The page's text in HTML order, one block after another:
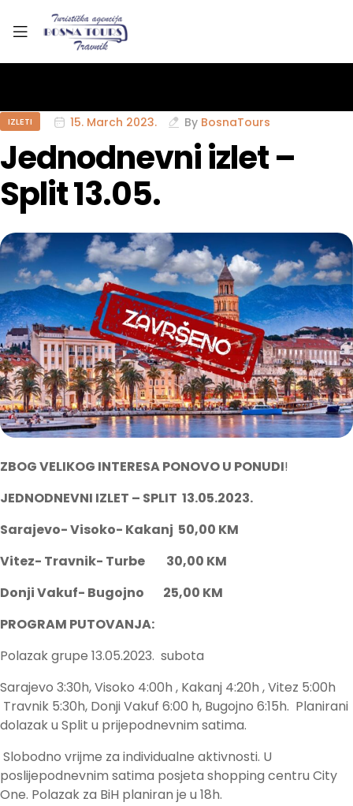
IZLETI 15. March 2023. By BosnaTours
Jednodnevni izlet –
Split 13.05.
ZBOG VELIKOG INTERESA PONOVO U PONUDI!
JEDNODNEVNI IZLET – SPLIT 13.05.2023.
Sarajevo- Visoko- Kakanj 50,00 KM
Vitez- Travnik- Turbe 30,00 KM
Donji Vakuf- Bugojno 25,00 KM
PROGRAM PUTOVANJA:
Polazak grupe 13.05.2023. subota
Sarajevo 3:30h, Visoko 4:00h , Kakanj 4:20h , Vitez 5:00h
Travnik 5:30h, Donji Vakuf 6:00 h, Bugojno 6:15h. Planirani
dolazak u Split u prijepodnevnim satima.
Slobodno vrijme za individualne aktivnosti. U
poslijepodnevnim satima posjeta shopping centru City
One. Polazak za BiH planiran je u 18h.